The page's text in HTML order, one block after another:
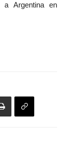
a Argentina en